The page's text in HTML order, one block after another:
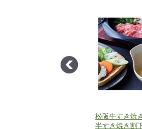
松阪牛すき焼
半すき焼き割